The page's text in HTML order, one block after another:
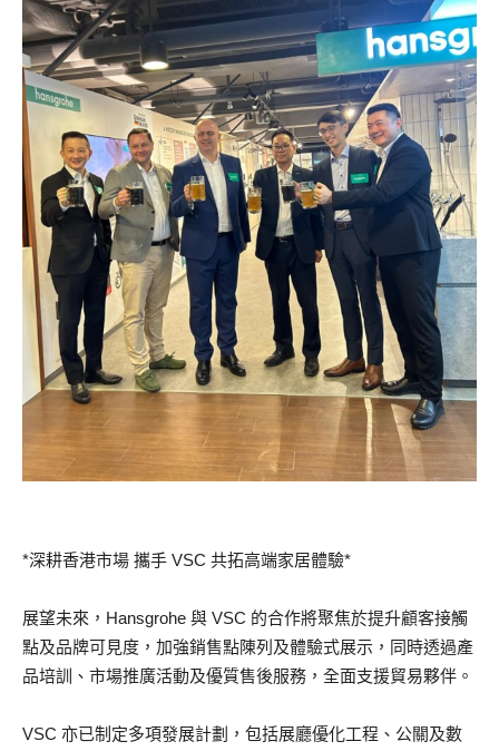
*深耕香港市場 攜手 VSC 共拓高端家居體驗*
展望未來，Hansgrohe 與 VSC 的合作將聚焦於提升顧客接觸
點及品牌可見度，加強銷售點陳列及體驗式展示，同時透過產
品培訓、市場推廣活動及優質售後服務，全面支援貿易夥伴。
VSC 亦已制定多項發展計劃，包括展廳優化工程、公關及數